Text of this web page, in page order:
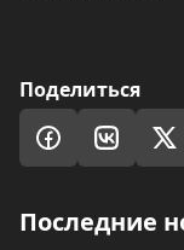
Поделиться
Последние